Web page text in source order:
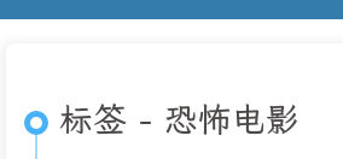
标签 - 恐怖电影